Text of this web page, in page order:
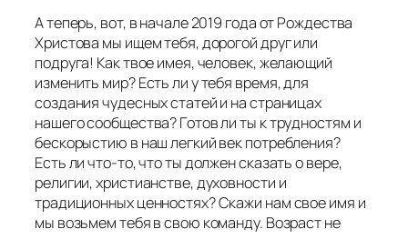
А теперь, вот, в начале 2019 года от Рождества
Христова мы ищем тебя, дорогой друг или
подруга! Как твое имея, человек, желающий
изменить мир? Есть ли у тебя время, для
создания чудесных статей и на страницах
нашего сообщества? Готов ли ты к трудностям и
бескорыстию в наш легкий век потребления?
Есть ли что-то, что ты должен сказать о вере,
религии, христианстве, духовности и
традиционных ценностях? Скажи нам свое имя и
мы возьмем тебя в свою команду. Возраст не